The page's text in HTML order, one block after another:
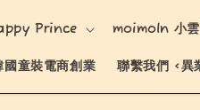
Prince moimoln 小
國童裝電商創業 聯繫我們 <異